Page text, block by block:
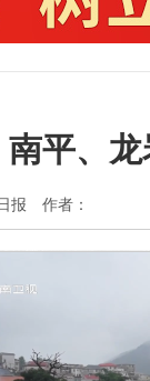
平、
报 作者：